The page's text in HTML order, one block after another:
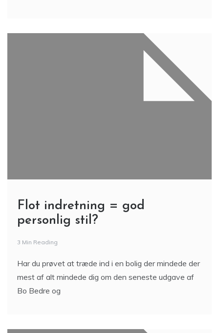
Flot indretning = god
personlig stil?
3 Min Reading
Har du prøvet at træde ind i en bolig der mindede der
mest af alt mindede dig om den seneste udgave af
Bo Bedre og